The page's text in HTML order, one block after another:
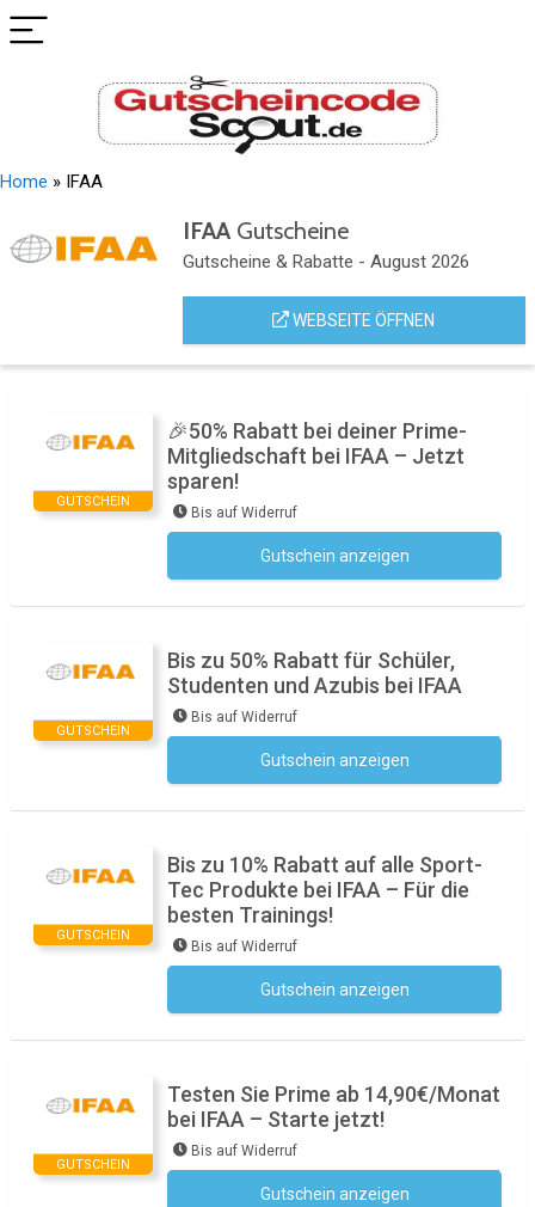
Home » IFAA
IFAAGutscheine
Gutscheine & Rabatte - August 2026
WEBSEITE ÖFFNEN
GUTSCHEIN
🎉50% Rabatt bei deiner Prime-
Mitgliedschaft bei IFAA – Jetzt
sparen!
Bis auf Widerruf
Gutschein anzeigen
GUTSCHEIN
Bis zu 50% Rabatt für Schüler,
Studenten und Azubis bei IFAA
Bis auf Widerruf
Gutschein anzeigen
GUTSCHEIN
Bis zu 10% Rabatt auf alle Sport-
Tec Produkte bei IFAA – Für die
besten Trainings!
Bis auf Widerruf
Gutschein anzeigen
GUTSCHEIN
Testen Sie Prime ab 14,90€/Monat
bei IFAA – Starte jetzt!
Bis auf Widerruf
Gutschein anzeigen